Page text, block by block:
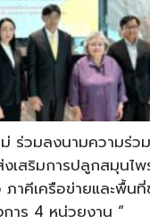
ร่วมลงนามความร่ว
งเสริมการปลูกสมุนไ
าคีเครือข่ายและพื้น
าร 4 หน่วยงาน “